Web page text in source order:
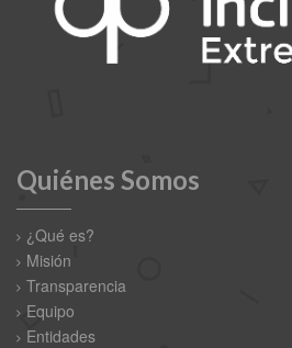
Quiénes Somos
¿Qué es?
Misión
Transparencia
Equipo
Entidades